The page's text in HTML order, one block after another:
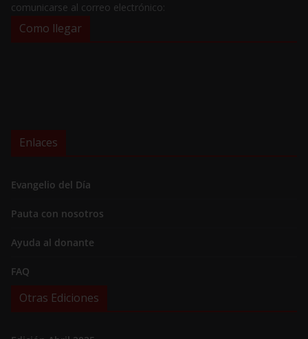
comunicarse al correo electrónico:
Como llegar
Enlaces
Evangelio del Día
Pauta con nosotros
Ayuda al donante
FAQ
Otras Ediciones